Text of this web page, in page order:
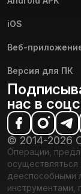
iOS
Веб-
Версия для ПК
нас в
© 2014-2026
Операции,
дееспособными
инструментами,